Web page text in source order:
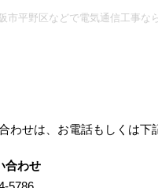
市平野区などで電気通信工事な
わせは、お電話もしくは下
合わせ